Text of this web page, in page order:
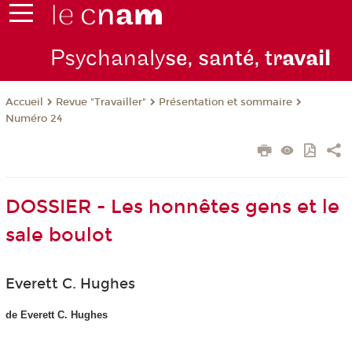
Psychanalyse, santé, travail
Accueil Revue "Travailler"
Présentation et sommaire
Numéro 24
DOSSIER - Les honnêtes gens et le
sale boulot
Everett C. Hughes
de Everett C. Hughes